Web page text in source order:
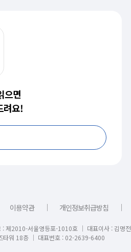
으면
려요!
이용약관 ｜ 개인정보취급방침 ｜
제2010-서울영등포-1010호 │ 대표이사 : 김명전
타워 18층 │ 대표번호 : 02-2639-6400